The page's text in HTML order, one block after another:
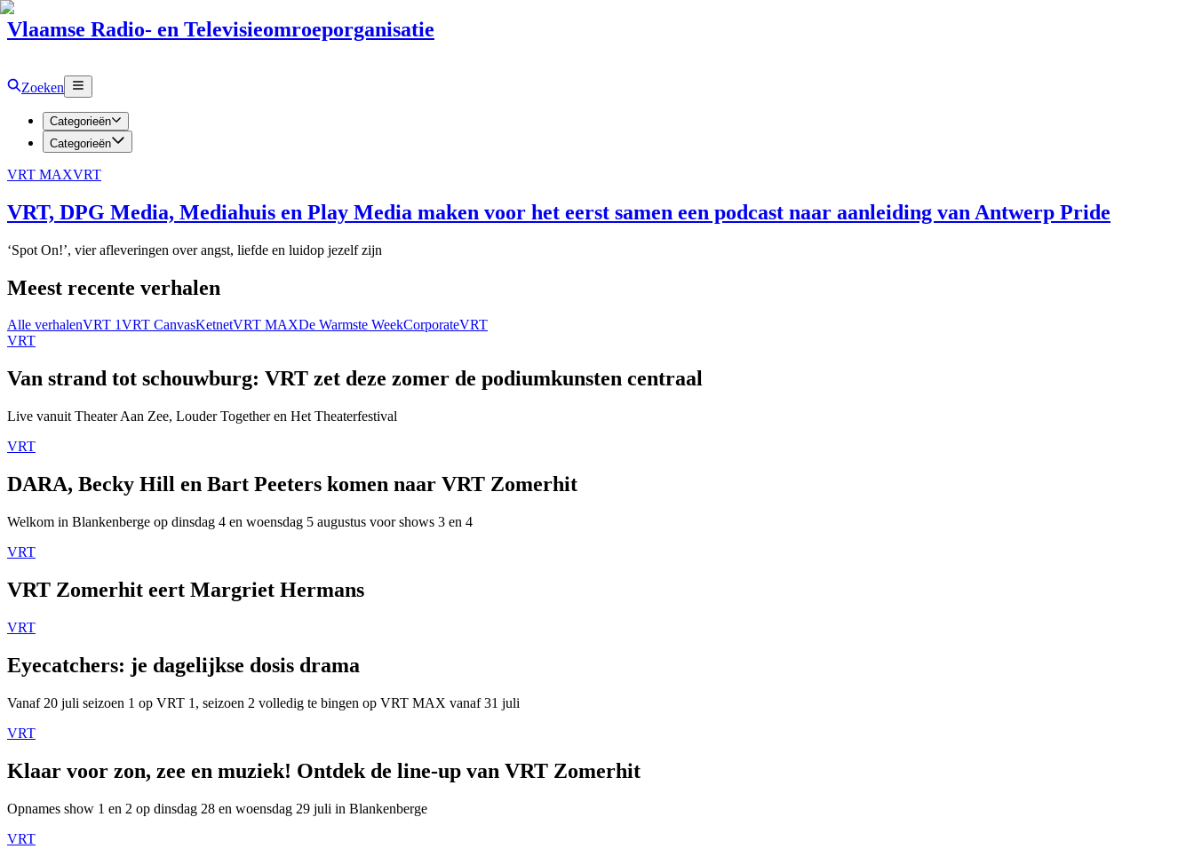
Vlaamse Radio- en Televisieomroeporganisatie
Zoeken
Categorieën
Categorieën
VRT MAXVRT
VRT, DPG Media, Mediahuis en Play Media maken voor het eerst samen een podcast naar aanleiding van Antwerp Pride
‘Spot On!’, vier afleveringen over angst, liefde en luidop jezelf zijn
Meest recente verhalen
Alle verhalenVRT 1VRT CanvasKetnetVRT MAXDe Warmste WeekCorporateVRT
VRT
Van strand tot schouwburg: VRT zet deze zomer de podiumkunsten centraal
Live vanuit Theater Aan Zee, Louder Together en Het Theaterfestival
VRT
DARA, Becky Hill en Bart Peeters komen naar VRT Zomerhit
Welkom in Blankenberge op dinsdag 4 en woensdag 5 augustus voor shows 3 en 4
VRT
VRT Zomerhit eert Margriet Hermans
VRT
Eyecatchers: je dagelijkse dosis drama
Vanaf 20 juli seizoen 1 op VRT 1, seizoen 2 volledig te bingen op VRT MAX vanaf 31 juli
VRT
Klaar voor zon, zee en muziek! Ontdek de line-up van VRT Zomerhit
Opnames show 1 en 2 op dinsdag 28 en woensdag 29 juli in Blankenberge
VRT